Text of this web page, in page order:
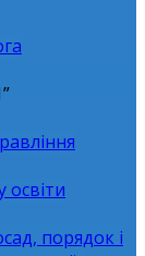
освіти
порядок і